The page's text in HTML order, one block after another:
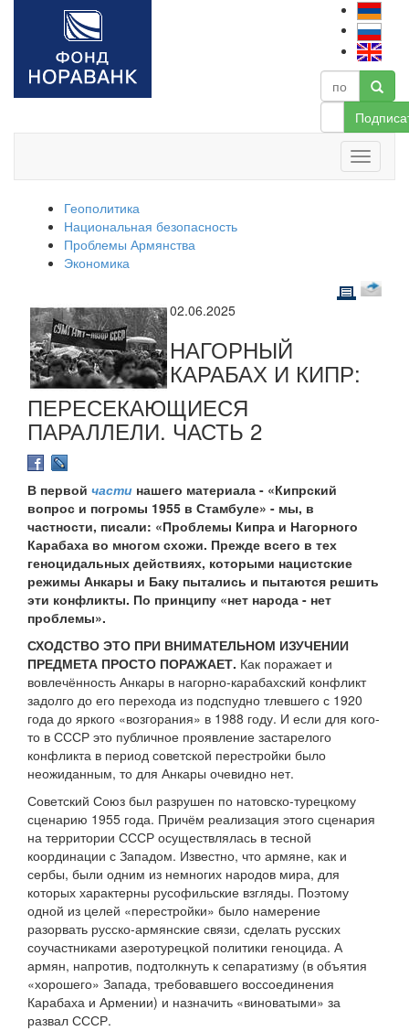
Геополитика
Национальная безопасность
Проблемы Армянства
Экономика
02.06.2025
НАГОРНЫЙ
КАРАБАХ И КИПР:
ПЕРЕСЕКАЮЩИЕСЯ
ПАРАЛЛЕЛИ. ЧАСТЬ 2
В первой части нашего материала - «Кипрский
вопрос и погромы 1955 в Стамбуле» - мы, в
частности, писали: «Проблемы Кипра и Нагорного
Карабаха во многом схожи. Прежде всего в тех
геноцидальных действиях, которыми нацистские
режимы Анкары и Баку пытались и пытаются решить
эти конфликты. По принципу «нет народа - нет
проблемы».
СХОДСТВО ЭТО ПРИ ВНИМАТЕЛЬНОМ ИЗУЧЕНИИ
ПРЕДМЕТА ПРОСТО ПОРАЖАЕТ. Как поражает и
вовлечённость Анкары в нагорно-карабахский конфликт
задолго до его перехода из подспудно тлевшего с 1920
года до яркого «возгорания» в 1988 году. И если для кого-
то в СССР это публичное проявление застарелого
конфликта в период советской перестройки было
неожиданным, то для Анкары очевидно нет.
Советский Союз был разрушен по натовско-турецкому
сценарию 1955 года. Причём реализация этого сценария
на территории СССР осуществлялась в тесной
координации с Западом. Известно, что армяне, как и
сербы, были одним из немногих народов мира, для
которых характерны русофильские взгляды. Поэтому
одной из целей «перестройки» было намерение
разорвать русско-армянские связи, сделать русских
соучастниками азеротурецкой политики геноцида. А
армян, напротив, подтолкнуть к сепаратизму (в объятия
«хорошего» Запада, требовавшего воссоединения
Карабаха и Армении) и назначить «виноватыми» за
развал СССР.